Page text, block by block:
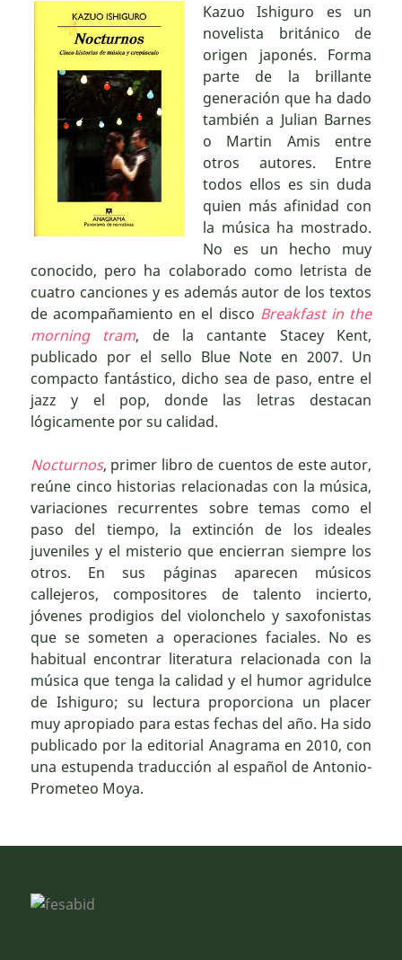
Kazuo Ishiguro es un
novelista británico de
origen japonés. Forma
parte de la brillante
generación que ha dado
también a Julian Barnes
o Martin Amis entre
otros autores. Entre
todos ellos es sin duda
quien más afinidad con
la música ha mostrado.
No es un hecho muy
conocido, pero ha colaborado como letrista de
cuatro canciones y es además autor de los textos
de acompañamiento en el disco Breakfast in the
morning tram, de la cantante Stacey Kent,
publicado por el sello Blue Note en 2007. Un
compacto fantástico, dicho sea de paso, entre el
jazz y el pop, donde las letras destacan
lógicamente por su calidad.
Nocturnos, primer libro de cuentos de este autor,
reúne cinco historias relacionadas con la música,
variaciones recurrentes sobre temas como el
paso del tiempo, la extinción de los ideales
juveniles y el misterio que encierran siempre los
otros. En sus páginas aparecen músicos
callejeros, compositores de talento incierto,
jóvenes prodigios del violonchelo y saxofonistas
que se someten a operaciones faciales. No es
habitual encontrar literatura relacionada con la
música que tenga la calidad y el humor agridulce
de Ishiguro; su lectura proporciona un placer
muy apropiado para estas fechas del año. Ha sido
publicado por la editorial Anagrama en 2010, con
una estupenda traducción al español de Antonio-
Prometeo Moya.